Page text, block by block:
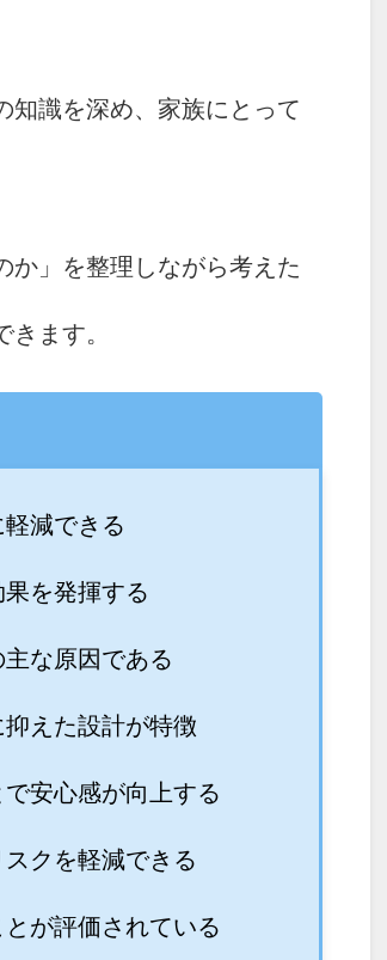
知識を深め、家族にとって
か」を整理しながら考えた
きます。
減できる
を発揮する
な原因である
えた設計が特徴
安心感が向上する
クを軽減できる
が評価されている